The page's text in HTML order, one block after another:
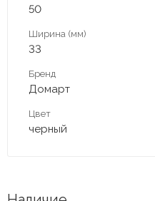
50
Ширина (мм)
33
Бренд
Домарт
Цвет
черный